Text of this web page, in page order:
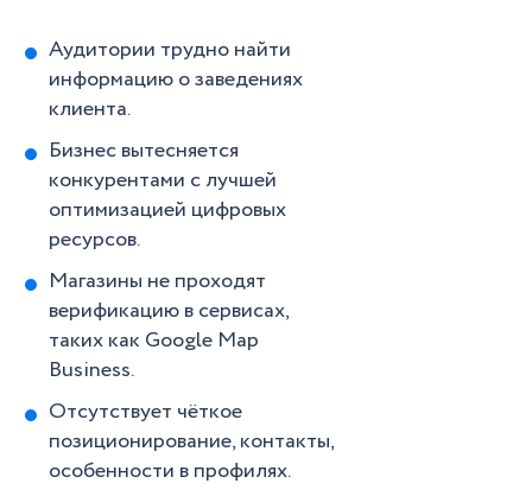
Аудитории трудно найти
информацию о заведениях
клиента.
Бизнес вытесняется
конкурентами с лучшей
оптимизацией цифровых
ресурсов.
Магазины не проходят
верификацию в сервисах,
таких как Google Map
Business.
Отсутствует чёткое
позиционирование, контакты,
особенности в профилях.